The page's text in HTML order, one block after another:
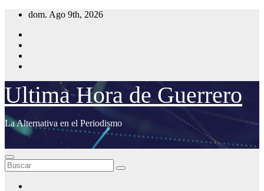
Saltar
contenido
dom. Ago 9th, 2026
Ultima Hora de Guerrero
La Alternativa en el Periodismo